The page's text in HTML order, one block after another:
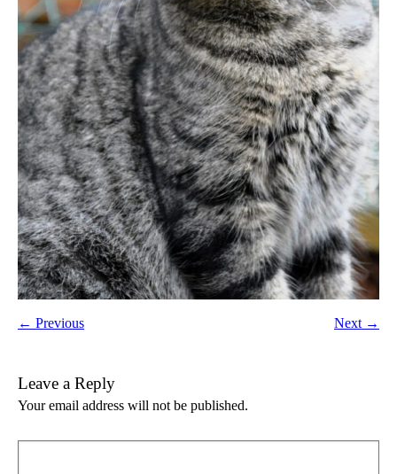
← Previous Next →
Leave a Reply
Your email address will not be published.